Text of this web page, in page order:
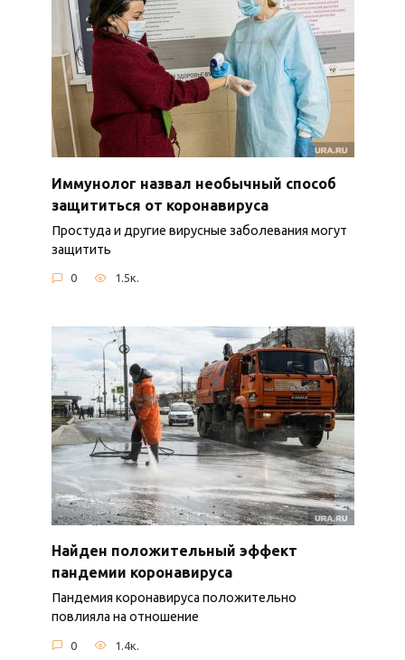
Иммунолог назвал необычный способ
защититься от коронавируса
Простуда и другие вирусные заболевания могут
защитить
0 1.5к.
Найден положительный эффект
пандемии коронавируса
Пандемия коронавируса положительно
повлияла на отношение
0 1.4к.